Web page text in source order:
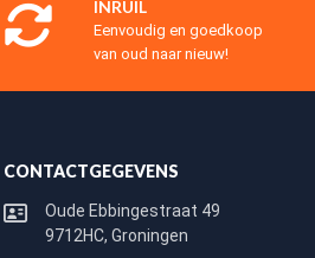
INRUIL
Eenvoudig en goedkoop
van oud naar nieuw!
CONTACTGEGEVENS
Oude Ebbingestraat 49
9712HC, Groningen